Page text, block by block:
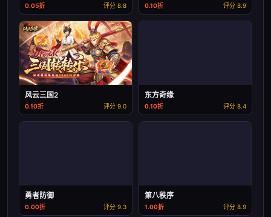
0.05折 评分 8.8 0.10折 评分 8.9
风云三国2
0.10折 评分 9.0
东方奇缘
0.10折 评分 8.4
勇者防御
0.00折 评分 9.3
第八秩序
1.00折 评分 8.9